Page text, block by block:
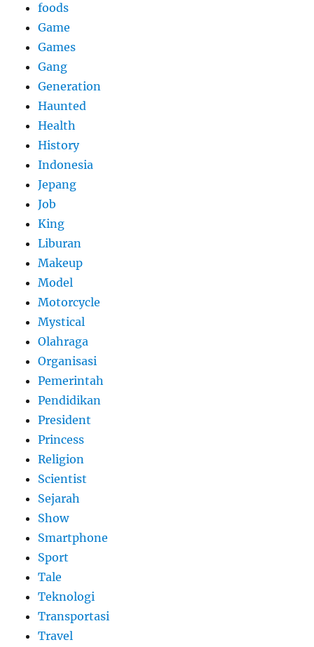
foods
Game
Games
Gang
Generation
Haunted
Health
History
Indonesia
Jepang
Job
King
Liburan
Makeup
Model
Motorcycle
Mystical
Olahraga
Organisasi
Pemerintah
Pendidikan
President
Princess
Religion
Scientist
Sejarah
Show
Smartphone
Sport
Tale
Teknologi
Transportasi
Travel